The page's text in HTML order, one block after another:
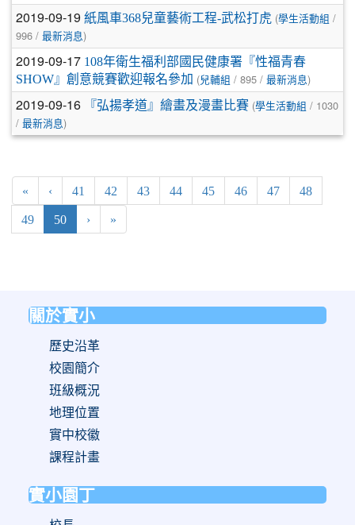
2019-09-19 紙風車368兒童藝術工程-武松打虎 (學生活動組 /
996 / 最新消息)
2019-09-17 108年衛生福利部國民健康署『性福青春
SHOW』創意競賽歡迎報名參加 (兒輔組 / 895 / 最新消息)
2019-09-16 『弘揚孝道』繪畫及漫畫比賽 (學生活動組 / 1030
/ 最新消息)
« ‹ 41 42 43 44 45 46 47 48
49 50(current)
› »
關於實小
歷史沿革
校園簡介
班級概況
地理位置
實中校徽
課程計畫
實小園丁